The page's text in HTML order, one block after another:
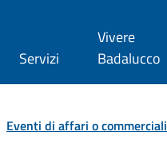
Servizi
Vivere
Badalucco
Eventi di affari o commerciali